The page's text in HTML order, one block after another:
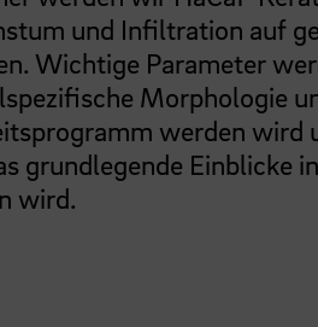
und Infiltration auf
Wichtige Parameter
Morphologie
werden wird
grundlegende Einblicke
wird.